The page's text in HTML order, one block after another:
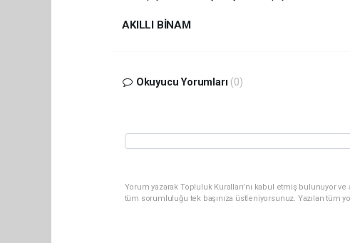
AKILLI BİNAM
Okuyucu Yorumları (0)
Yorum yazarak Topluluk Kuralları’nı kabul etmiş bulunuyor
tüm sorumluluğu tek başınıza üstleniyorsunuz. Yazılan